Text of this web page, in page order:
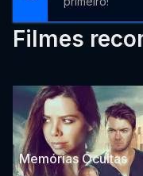
Filmes
Memórias Ocultas